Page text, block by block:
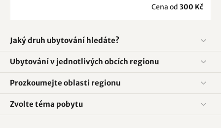
Cena od 300 Kč
Jaký druh ubytování hledáte?
Ubytování v jednotlivých obcích regionu
Prozkoumejte oblasti regionu
Zvolte téma pobytu